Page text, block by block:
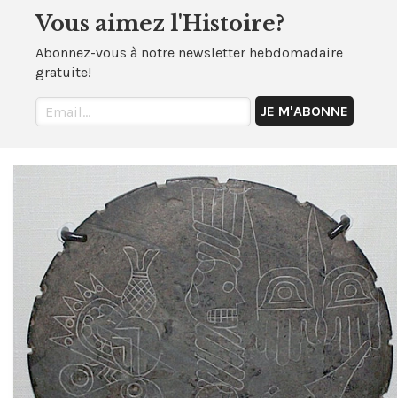
Vous aimez l'Histoire?
Abonnez-vous à notre newsletter hebdomadaire
gratuite!